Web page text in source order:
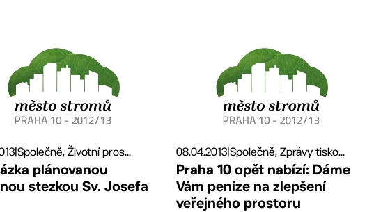
|Společně, Životní pros...
plánovanou
stezkou Sv. Josefa
08.04.2013|Společně, Zprávy tisko...
Praha 10 opět nabízí: Dáme
Vám peníze na zlepšení
veřejného prostoru